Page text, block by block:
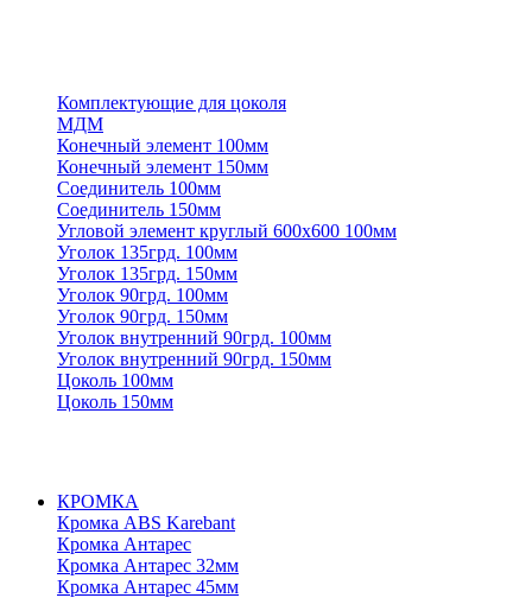
Комплектующие для цоколя
МДМ
Конечный элемент 100мм
Конечный элемент 150мм
Соединитель 100мм
Соединитель 150мм
Угловой элемент круглый 600х600 100мм
Уголок 135грд. 100мм
Уголок 135грд. 150мм
Уголок 90грд. 100мм
Уголок 90грд. 150мм
Уголок внутренний 90грд. 100мм
Уголок внутренний 90грд. 150мм
Цоколь 100мм
Цоколь 150мм
КРОМКА
Кромка ABS Karebant
Кромка Антарес
Кромка Антарес 32мм
Кромка Антарес 45мм